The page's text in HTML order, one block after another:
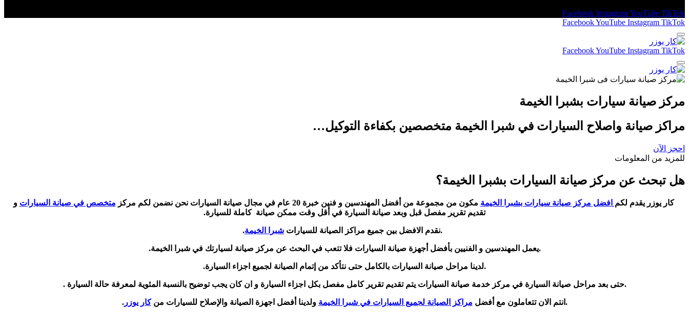
Facebook InstagramYouTube TikTok
FacebookYouTube Instagram TikTok
FacebookYouTube Instagram TikTok
مركز صيانة سيارات بشبرا الخيمة
مراكز صيانة واصلاح السيارات في شبرا الخيمة متخصصين بكفاءة التوكيل…
احجز الآن
للمزيد من المعلومات
هل تبحث عن مركز صيانة السيارات بشبرا الخيمة؟
كار يوزر يقدم لكم افضل مركز صيانة سيارات بشبرا الخيمة مكون من مجموعة من أفضل المهندسين و فنين خبرة 20 عام في مجال صيانة السيارات نحن نضمن لكم مركز متخصص في صيانة السيارات و
تقديم تقرير مفصل قبل وبعد صيانة السيارة في أقل وقت ممكن صيانة كاملة للسيارة.
.نقدم الافضل بين جميع مراكز الصيانة للسيارات شبرا الخيمة.
.يعمل المهندسين و الفنيين بأفضل أجهزة صيانة السيارات فلا تتعب في البحث عن مركز صيانة لسيارتك في شبرا الخيمة.
.لدينا مراحل صيانة السيارات بالكامل حتى نتأكد من إتمام الصيانة لجميع اجزاء السيارة.
.حتى بعد مراحل صيانة السيارة في مركز خدمة صيانة السيارات يتم تقديم تقرير كامل مفصل بكل اجزاء السيارة و ان كان يجب توضيح بالنسبة المئوية لمعرفة حالة السيارة .
.انتم الان تتعاملون مع أفضل مراكز الصيانة لجميع السيارات في شبرا الخيمة ولدينا أفضل اجهزة الصيانة والإصلاح للسيارات منكار يوزر.